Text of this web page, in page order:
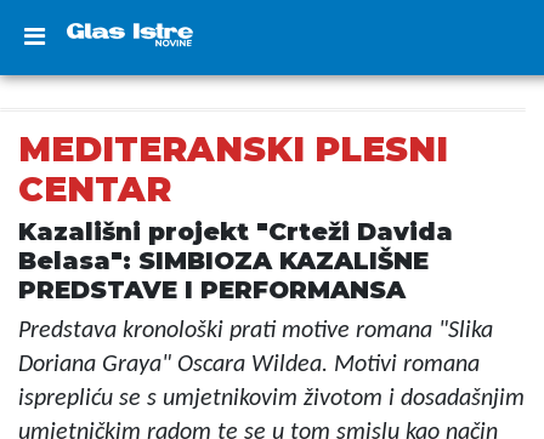
MEDITERANSKI PLESNI
CENTAR
Kazališni projekt "Crteži Davida
Belasa": SIMBIOZA KAZALIŠNE
PREDSTAVE I PERFORMANSA
Predstava kronološki prati motive romana "Slika
Doriana Graya" Oscara Wildea. Motivi romana
isprepliću se s umjetnikovim životom i dosadašnjim
umjetničkim radom te se u tom smislu kao način